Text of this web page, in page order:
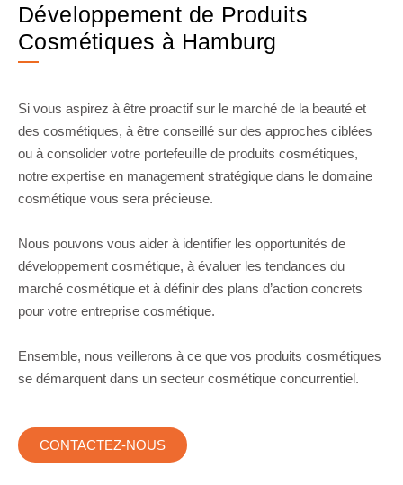
Développement de Produits
Cosmétiques à Hamburg
Si vous aspirez à être proactif sur le marché de la beauté et
des cosmétiques, à être conseillé sur des approches ciblées
ou à consolider votre portefeuille de produits cosmétiques,
notre expertise en management stratégique dans le domaine
cosmétique vous sera précieuse.
Nous pouvons vous aider à identifier les opportunités de
développement cosmétique, à évaluer les tendances du
marché cosmétique et à définir des plans d’action concrets
pour votre entreprise cosmétique.
Ensemble, nous veillerons à ce que vos produits cosmétiques
se démarquent dans un secteur cosmétique concurrentiel.
CONTACTEZ-NOUS